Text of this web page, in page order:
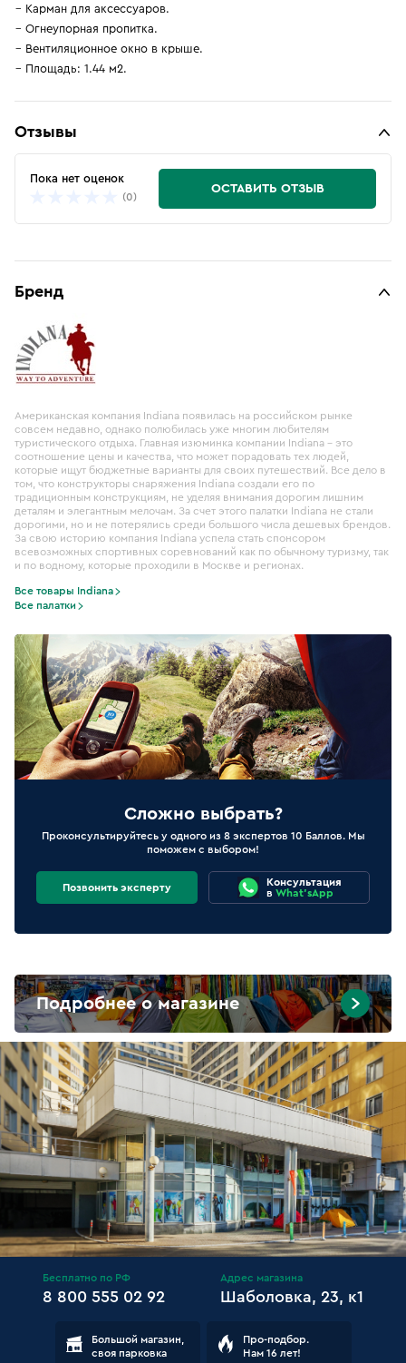
Карман для аксессуаров.
Огнеупорная пропитка.
Вентиляционное окно в крыше.
Площадь: 1.44 м2.
Отзывы
Пока нет оценок
(0)
ОСТАВИТЬ ОТЗЫВ
Бренд
Американская компания Indiana появилась на российском рынке
совсем недавно, однако полюбилась уже многим любителям
туристического отдыха. Главная изюминка компании Indiana – это
соотношение цены и качества, что может порадовать тех людей,
которые ищут бюджетные варианты для своих путешествий. Все дело в
том, что конструкторы снаряжения Indiana создали его по
традиционным конструкциям, не уделяя внимания дорогим лишним
деталям и элегантным мелочам. За счет этого палатки Indiana не стали
дорогими, но и не потерялись среди большого числа дешевых брендов.
За свою историю компания Indiana успела стать спонсором
всевозможных спортивных соревнований как по обычному туризму, так
и по водному, которые проходили в Москве и регионах.
Все товары Indiana
Все палатки
Сложно выбрать?
Проконсультируйтесь у одного из 8 экспертов 10 Баллов. Мы
поможем с выбором!
Позвонить эксперту
Консультация
в What'sApp
Подробнее о магазине
Бесплатно по РФ
8 800 555 02 92
Адрес магазина
Шаболовка, 23, к1
Большой магазин,
своя парковка
Про-подбор.
Нам 16 лет!